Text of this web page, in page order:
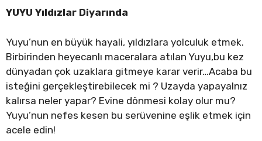
YUYU Yıldızlar Diyarında
Yuyu’nun en büyük hayali, yıldızlara yolculuk etmek.
Birbirinden heyecanlı maceralara atılan Yuyu,bu kez
dünyadan çok uzaklara gitmeye karar verir…Acaba bu
isteğini gerçekleştirebilecek mi ? Uzayda yapayalnız
kalırsa neler yapar? Evine dönmesi kolay olur mu?
Yuyu’nun nefes kesen bu serüvenine eşlik etmek için
acele edin!